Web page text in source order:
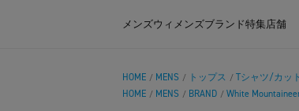
メンズウィメンズブランド特集店舗
HOME / MENS / トップス / Tシャツ/カッ
HOME / MENS / BRAND / White